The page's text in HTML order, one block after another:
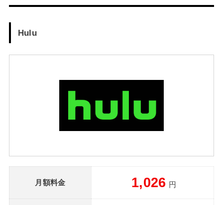
Hulu
月額料金 1,026 円